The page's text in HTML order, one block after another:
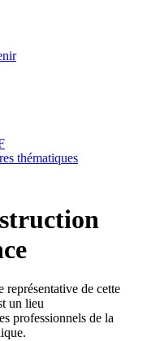
thématiques
représentative de cette
un lieu
professionnels de la